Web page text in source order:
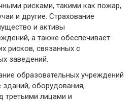
рисками, такими как пожар,
и другие. Страхование
и активы
а также обеспечивает
рисков, связанных с
заведений.
образовательных учреждений
зданий, оборудования,
третьими лицами и